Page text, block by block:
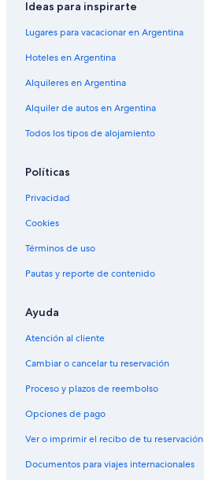
Ideas para inspirarte
Lugares para vacacionar en Argentina
Hoteles en Argentina
Alquileres en Argentina
Alquiler de autos en Argentina
Todos los tipos de alojamiento
Políticas
Privacidad
Cookies
Términos de uso
Pautas y reporte de contenido
Ayuda
Atención al cliente
Cambiar o cancelar tu reservación
Proceso y plazos de reembolso
Opciones de pago
Ver o imprimir el recibo de tu reservación
Documentos para viajes internacionales